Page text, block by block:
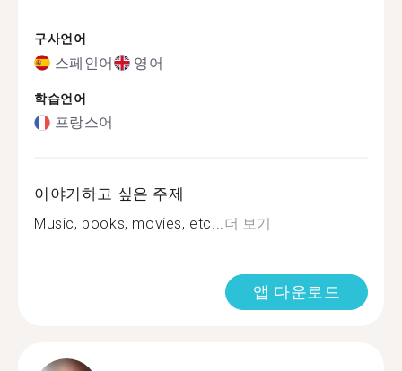
구사언어
스페인어 영어
학습언어
프랑스어
이야기하고 싶은 주제
Music, books, movies, etc...더 보기
앱 다운로드